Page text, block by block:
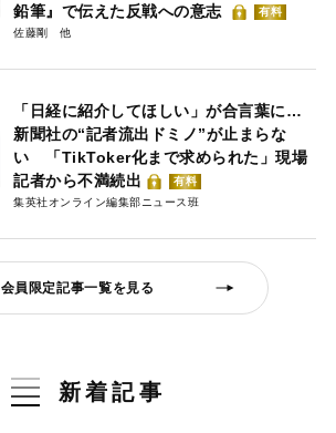
鉛筆』で伝えた反戦への意志
有料
佐藤剛
「日経に紹介してほしい」が合言葉に…
新聞社の“記者流出ドミノ”が止まらな
い 「TikToker化まで求められた」現場
記者から不満続出
有料
集英社オンライン編集部ニュース班
会員限定記事一覧を見る
新着記事